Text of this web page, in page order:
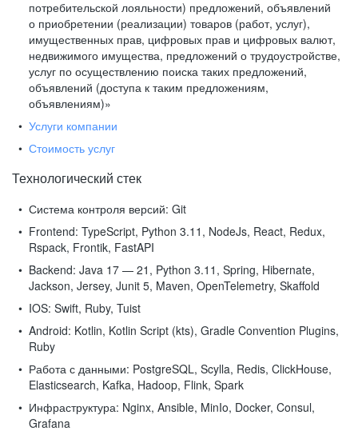
потребительской лояльности) предложений, объявлений
о приобретении (реализации) товаров (работ, услуг),
имущественных прав, цифровых прав и цифровых валют,
недвижимого имущества, предложений о трудоустройстве,
услуг по осуществлению поиска таких предложений,
объявлений (доступа к таким предложениям,
объявлениям)»
Услуги компании
Стоимость услуг
Технологический стек
Система контроля версий: Git
Frontend: TypeScript, Python 3.11, NodeJs, React, Redux,
Rspack, Frontik, FastAPI
Backend: Java 17 — 21, Python 3.11, Spring, Hibernate,
Jackson, Jersey, Junit 5, Maven, OpenTelemetry, Skaffold
IOS: Swift, Ruby, Tuist
Android: Kotlin, Kotlin Script (kts), Gradle Convention Plugins,
Ruby
Работа с данными: PostgreSQL, Scylla, Redis, ClickHouse,
Elasticsearch, Kafka, Hadoop, Flink, Spark
Инфраструктура: Nginx, Ansible, MinIo, Docker, Consul,
Grafana